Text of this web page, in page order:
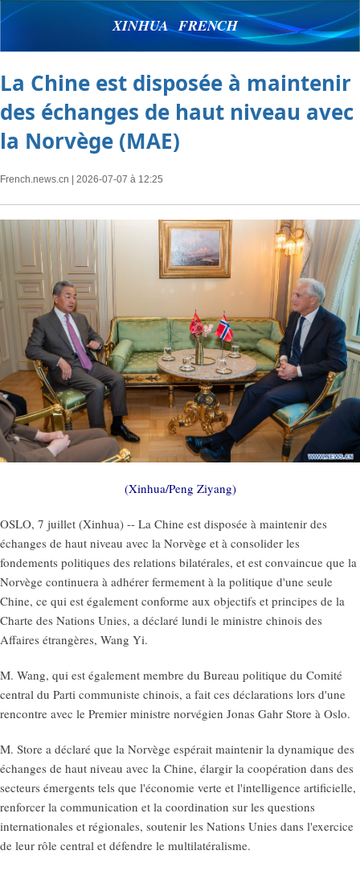
XINHUA FRENCH
La Chine est disposée à maintenir
des échanges de haut niveau avec
la Norvège (MAE)
French.news.cn | 2026-07-07 à 12:25
(Xinhua/Peng Ziyang)
OSLO, 7 juillet (Xinhua) -- La Chine est disposée à maintenir des
échanges de haut niveau avec la Norvège et à consolider les
fondements politiques des relations bilatérales, et est convaincue que la
Norvège continuera à adhérer fermement à la politique d'une seule
Chine, ce qui est également conforme aux objectifs et principes de la
Charte des Nations Unies, a déclaré lundi le ministre chinois des
Affaires étrangères, Wang Yi.
M. Wang, qui est également membre du Bureau politique du Comité
central du Parti communiste chinois, a fait ces déclarations lors d'une
rencontre avec le Premier ministre norvégien Jonas Gahr Store à Oslo.
M. Store a déclaré que la Norvège espérait maintenir la dynamique des
échanges de haut niveau avec la Chine, élargir la coopération dans des
secteurs émergents tels que l'économie verte et l'intelligence artificielle,
renforcer la communication et la coordination sur les questions
internationales et régionales, soutenir les Nations Unies dans l'exercice
de leur rôle central et défendre le multilatéralisme.